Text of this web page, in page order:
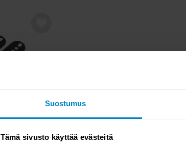
Suostumus
Tämä sivusto käyttää evästeitä